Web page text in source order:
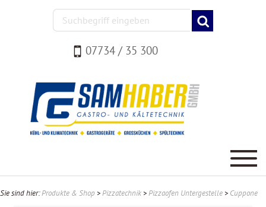
07734 / 35 300
Sie sind hier:Produkte & Shop >Pizzatechnik >Pizzaofen Untergestelle > Cuppone